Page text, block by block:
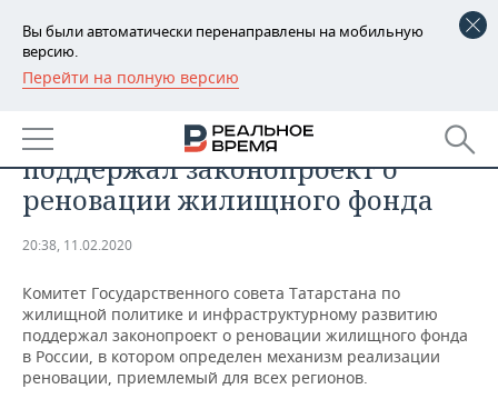
Вы были автоматически перенаправлены на мобильную
версию.
Перейти на полную версию
РЕГИОНЫ
БАШКОРТОСТАН
ТАТАРСТАН
НОВОСТИ
АНАЛИТИКА
ДЕКЛАРАЦИИ О ДОХОДАХ
КОРОЛИ ГОСЗАКАЗА ПФО
ВУЗЫ ТАТАРСТАНА
НОВОСТИ ЭКОНОМИКИ
ФИНАНСЫ
БАНКИ
ПРОМЫШЛЕННОСТЬ
НОВОСТИ
ПРОМЫШЛЕННОСТИ
НЕДВИЖИМОСТЬ
НОВОСТИ НЕДВИЖИМОСТИ
АВТО
Комитет Госсовета Татарстана
поддержал законопроект о
реновации жилищного фонда
20:38, 11.02.2020
Комитет Государственного совета Татарстана по
жилищной политике и инфраструктурному развитию
поддержал законопроект о реновации жилищного фонда
в России, в котором определен механизм реализации
реновации, приемлемый для всех регионов.